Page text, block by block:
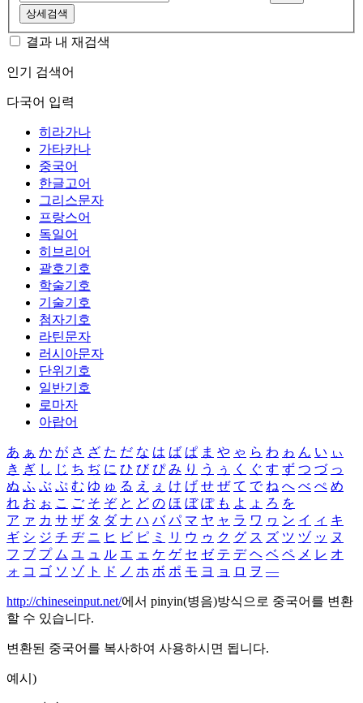
상세검색
결과 내 재검색
인기 검색어
다국어 입력
히라가나
가타카나
중국어
한글고어
그리스문자
프랑스어
독일어
히브리어
괄호기호
학술기호
기술기호
첨자기호
라틴문자
러시아문자
단위기호
일반기호
로마자
아랍어
あ ぁ か が さ ざ た だ な は ば ぱ ま や ゃ ら わ ゎ ん い ぃ
き ぎ し じ ち ぢ に ひ び ぴ み り う ぅ く ぐ す ず つ づ っ
ぬ ふ ぶ ぷ む ゆ ゅ る え ぇ け げ せ ぜ て で ね へ べ ぺ め
れ お ぉ こ ご そ ぞ と ど の ほ ぼ ぽ も よ ょ ろ を
ア ァ カ サ ザ タ ダ ナ ハ バ パ マ ヤ ャ ラ ワ ヮ ン イ ィ キ
ギ シ ジ チ ヂ ニ ヒ ビ ピ ミ リ ウ ゥ ク グ ス ズ ツ ヅ ッ ヌ
フ ブ プ ム ユ ュ ル エ ェ ケ ゲ セ ゼ テ デ ヘ ベ ペ メ レ オ
ォ コ ゴ ソ ゾ ト ド ノ ホ ボ ポ モ ヨ ョ ロ ヲ ―
http://chineseinput.net/에서 pinyin(병음)방식으로 중국어를 변환
할 수 있습니다.
변환된 중국어를 복사하여 사용하시면 됩니다.
예시)